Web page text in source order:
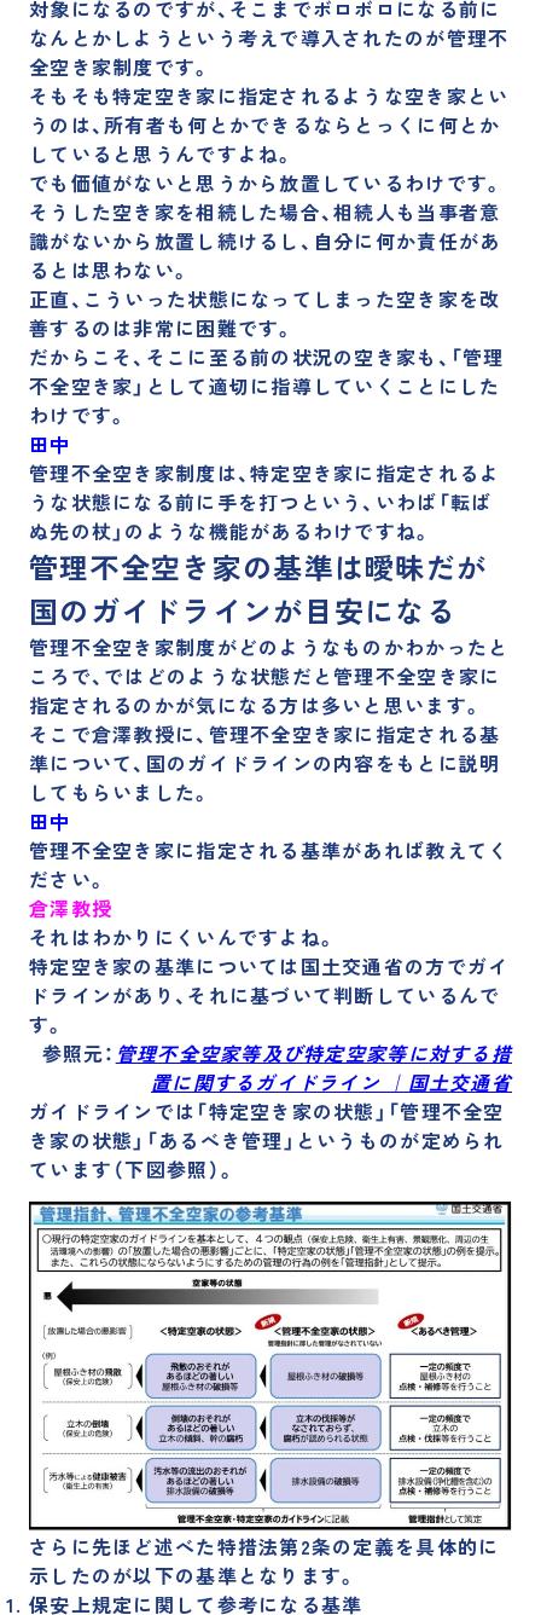
対象になるのですが、そこまでボロボロになる前に
なんとかしようという考えで導入されたのが管理不
全空き家制度です。
そもそも特定空き家に指定されるような空き家とい
うのは、所有者も何とかできるならとっくに何とか
していると思うんですよね。
でも価値がないと思うから放置しているわけです。
そうした空き家を相続した場合、相続人も当事者意
識がないから放置し続けるし、自分に何か責任があ
るとは思わない。
正直、こういった状態になってしまった空き家を改
善するのは非常に困難です。
だからこそ、そこに至る前の状況の空き家も、「管理
不全空き家」として適切に指導していくことにした
わけです。
田中
管理不全空き家制度は、特定空き家に指定されるよ
うな状態になる前に手を打つという、いわば「転ば
ぬ先の杖」のような機能があるわけですね。
管理不全空き家の基準は曖昧だが
国のガイドラインが目安になる
管理不全空き家制度がどのようなものかわかったと
ころで、ではどのような状態だと管理不全空き家に
指定されるのかが気になる方は多いと思います。
そこで倉澤教授に、管理不全空き家に指定される基
準について、国のガイドラインの内容をもとに説明
してもらいました。
田中
管理不全空き家に指定される基準があれば教えてく
ださい。
倉澤教授
それはわかりにくいんですよね。
特定空き家の基準については国土交通省の方でガイ
ドラインがあり、それに基づいて判断しているんで
す。
参照元： 管理不全空家等及び特定空家等に対する措
置に関するガイドライン ｜国土交通省
ガイドラインでは「特定空き家の状態」「管理不全空
き家の状態」「あるべき管理」というものが定められ
ています（下図参照）。
さらに先ほど述べた特措法第2条の定義を具体的に
示したのが以下の基準となります。
保安上規定に関して参考になる基準